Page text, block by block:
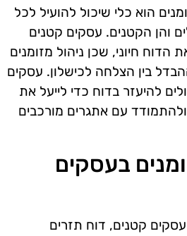
הוא כלי שיכול להועיל לכל
והן הקטנים. עסקים קטנים
הדוח חיוני, שכן ניהול מזומנים
בין הצלחה לכישלון. עסקים
להיעזר בדוח כדי לייעל את
עם אתגרים מורכבים
בעסקים
קטנים, דוח תזרים